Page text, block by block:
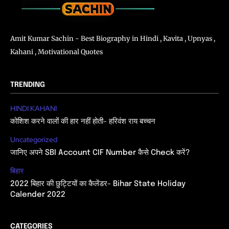
Amit Kumar Sachin - Best Biography in Hindi , Kavita , Upnyas ,
Kahani , Motivational Quotes
TRENDING
HINDI KAHANI
कोशिश करने वालों की हार नहीं होती- हरिवंश राय बच्चन
Uncategorized
जानिए अपने SBI Account CIF Number कैसे Check करें?
बिहार
2022 बिहार की छुट्टियों का कैलेंडर- Bihar State Holiday
Calender 2022
CATEGORIES